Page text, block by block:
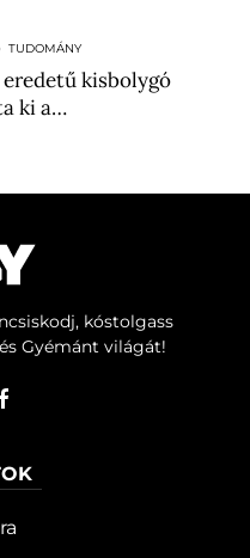
így…
TUDOMÁNY
kisbolygó
ki a…
kóstolgass
Gyémánt világát!